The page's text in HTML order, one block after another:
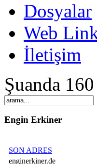
Dosyalar
Web
İletişim
Şuanda
Engin Erkiner
SON ADRES
enginerkiner.de